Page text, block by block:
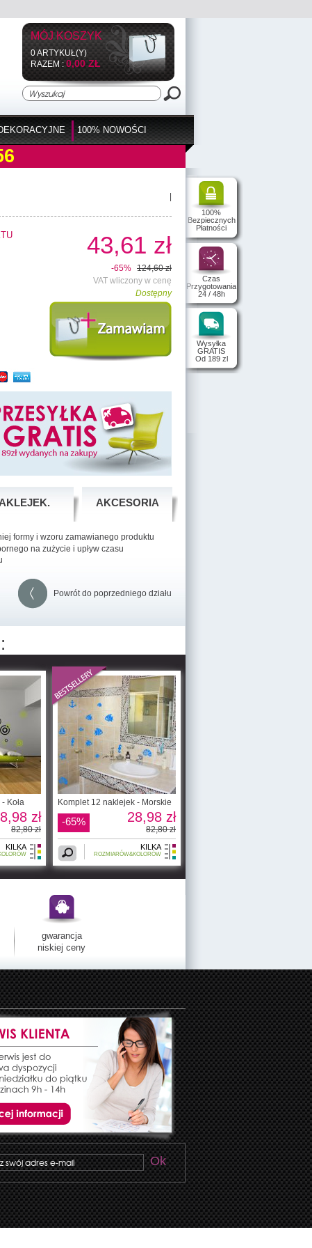
MÓJ KOSZYK
0 ARTYKUŁ(Y)
RAZEM :0,00 ZŁ
100% NOWOŚCI
100%
Bezpiecznych
Płatności
Czas
Przygotowania
24 / 48h
Wysyłka
GRATIS
Od 189 zl
|
43,61 zł
-65% 124,60 zł
VAT wliczony w cenę
Dostępny
AKCESORIA
formy i wzoru zamawianego produktu
na zużycie i upływ czasu
Powrót do poprzedniego działu
:
Koła
zł
82,80 zł
KILKA
Komplet 12 naklejek - Morskie
-65% 28,98 zł
82,80 zł
KILKA
ROZMIARÓW&KOLORÓW
gwarancja
niskiej ceny
Ok